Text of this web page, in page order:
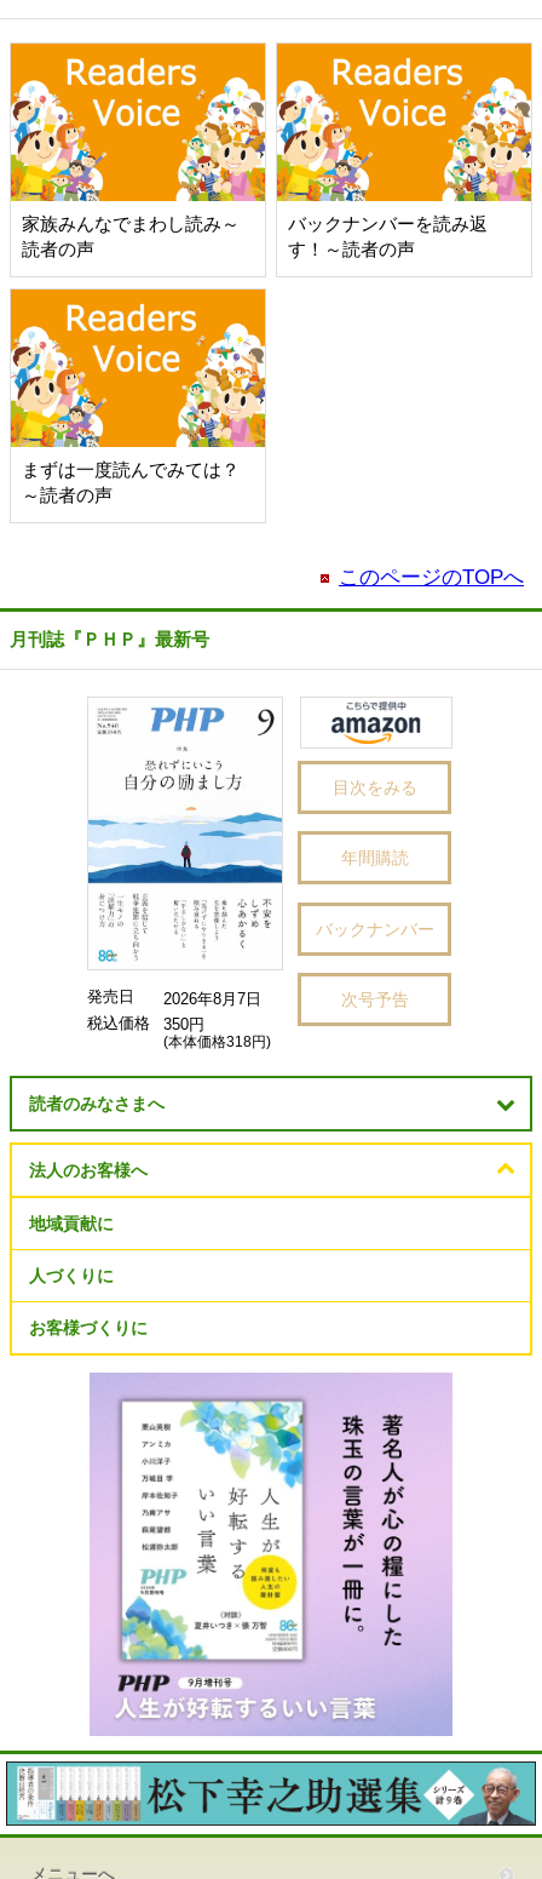
家族みんなでまわし読み～
読者の声
バックナンバーを読み返
す！～読者の声
まずは一度読んでみては？
～読者の声
このページのTOPへ
月刊誌『ＰＨＰ』最新号
発売日
2026年8月7日
税込価格
350円
(本体価格318円)
目次をみる
年間購読
バックナンバー
次号予告
読者のみなさまへ
法人のお客様へ
地域貢献に
人づくりに
お客様づくりに
メニューへ